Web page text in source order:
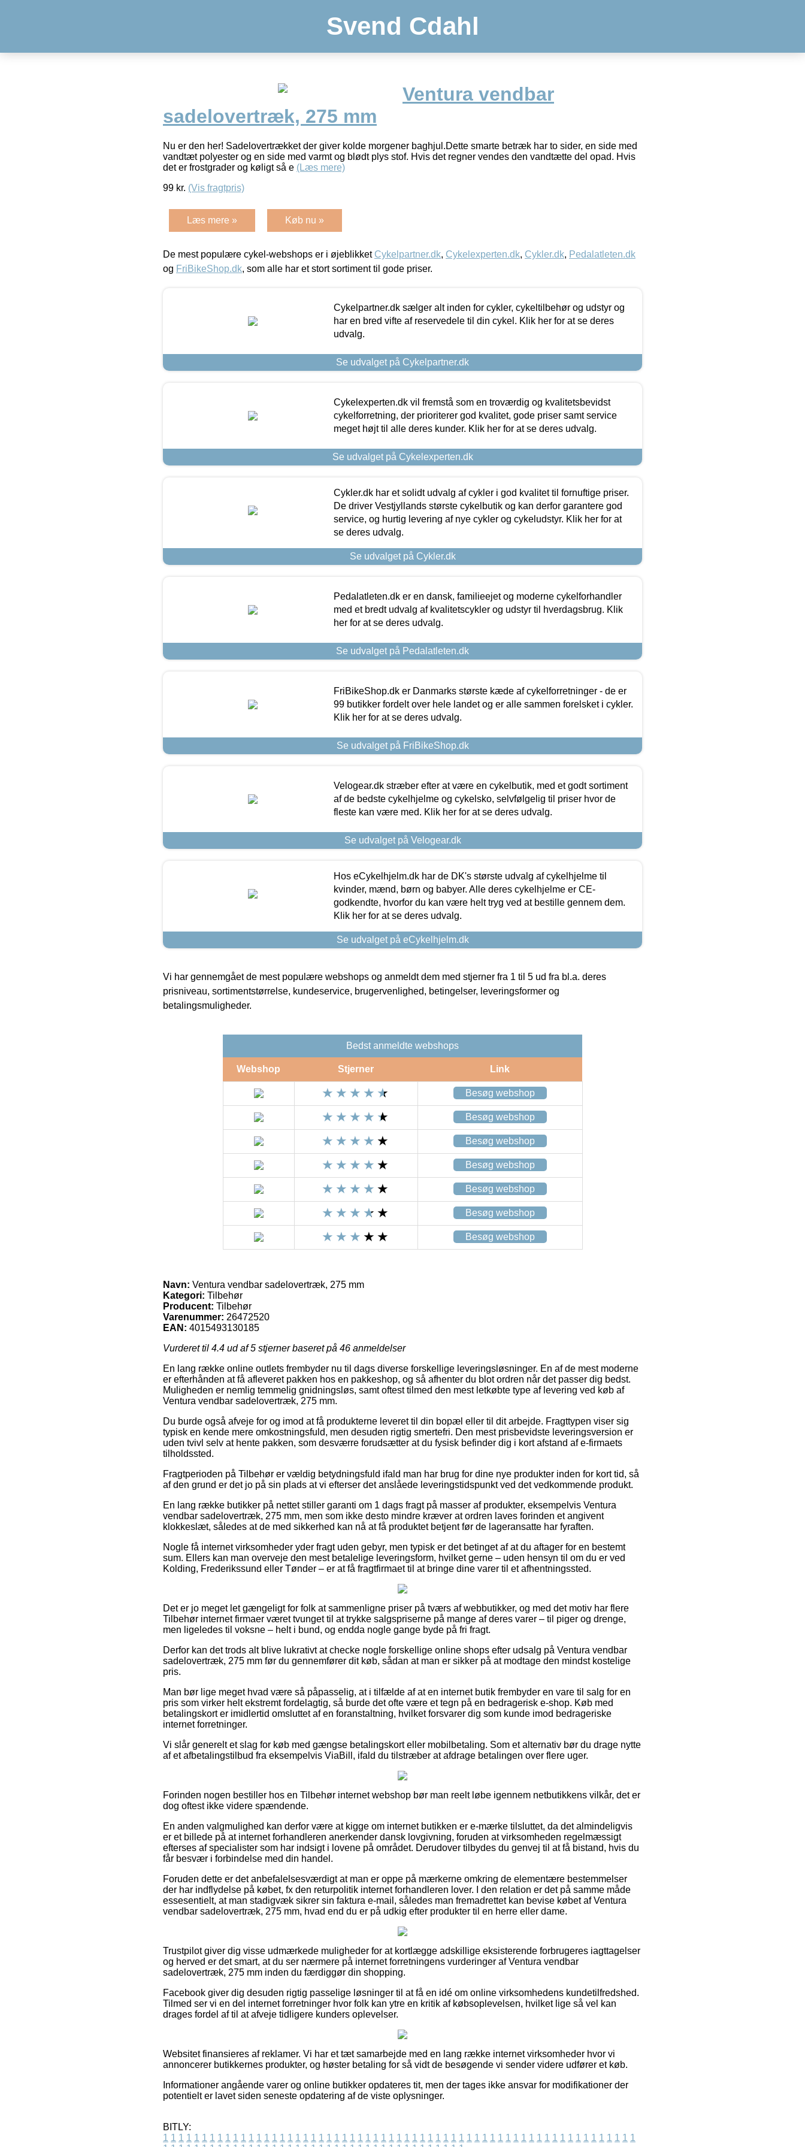
Svend Cdahl
Ventura vendbar
sadelovertræk, 275 mm
Nu er den her! Sadelovertrækket der giver kolde morgener baghjul.Dette smarte betræk har to sider, en side med
vandtæt polyester og en side med varmt og blødt plys stof. Hvis det regner vendes den vandtætte del opad. Hvis
det er frostgrader og køligt så e (Læs mere)
99 kr. (Vis fragtpris)
Læs mere » Køb nu »
De mest populære cykel-webshops er i øjeblikket Cykelpartner.dk, Cykelexperten.dk, Cykler.dk, Pedalatleten.dk
og FriBikeShop.dk, som alle har et stort sortiment til gode priser.
Cykelpartner.dk sælger alt inden for cykler, cykeltilbehør og udstyr og
har en bred vifte af reservedele til din cykel. Klik her for at se deres
udvalg.
Se udvalget på Cykelpartner.dk
Cykelexperten.dk vil fremstå som en troværdig og kvalitetsbevidst
cykelforretning, der prioriterer god kvalitet, gode priser samt service
meget højt til alle deres kunder. Klik her for at se deres udvalg.
Se udvalget på Cykelexperten.dk
Cykler.dk har et solidt udvalg af cykler i god kvalitet til fornuftige priser.
De driver Vestjyllands største cykelbutik og kan derfor garantere god
service, og hurtig levering af nye cykler og cykeludstyr. Klik her for at
se deres udvalg.
Se udvalget på Cykler.dk
Pedalatleten.dk er en dansk, familieejet og moderne cykelforhandler
med et bredt udvalg af kvalitetscykler og udstyr til hverdagsbrug. Klik
her for at se deres udvalg.
Se udvalget på Pedalatleten.dk
FriBikeShop.dk er Danmarks største kæde af cykelforretninger - de er
99 butikker fordelt over hele landet og er alle sammen forelsket i cykler.
Klik her for at se deres udvalg.
Se udvalget på FriBikeShop.dk
Velogear.dk stræber efter at være en cykelbutik, med et godt sortiment
af de bedste cykelhjelme og cykelsko, selvfølgelig til priser hvor de
fleste kan være med. Klik her for at se deres udvalg.
Se udvalget på Velogear.dk
Hos eCykelhjelm.dk har de DK's største udvalg af cykelhjelme til
kvinder, mænd, børn og babyer. Alle deres cykelhjelme er CE-
godkendte, hvorfor du kan være helt tryg ved at bestille gennem dem.
Klik her for at se deres udvalg.
Se udvalget på eCykelhjelm.dk
Vi har gennemgået de mest populære webshops og anmeldt dem med stjerner fra 1 til 5 ud fra bl.a. deres
prisniveau, sortimentstørrelse, kundeservice, brugervenlighed, betingelser, leveringsformer og
betalingsmuligheder.
Bedst anmeldte webshops
Webshop Stjerner Link
Besøg webshop
Besøg webshop
Besøg webshop
Besøg webshop
Besøg webshop
Besøg webshop
Besøg webshop
Navn: Ventura vendbar sadelovertræk, 275 mm
Kategori: Tilbehør
Producent: Tilbehør
Varenummer: 26472520
EAN: 4015493130185
Vurderet til 4.4 ud af 5 stjerner baseret på 46 anmeldelser
En lang række online outlets frembyder nu til dags diverse forskellige leveringsløsninger. En af de mest moderne
er efterhånden at få afleveret pakken hos en pakkeshop, og så afhenter du blot ordren når det passer dig bedst.
Muligheden er nemlig temmelig gnidningsløs, samt oftest tilmed den mest letkøbte type af levering ved køb af
Ventura vendbar sadelovertræk, 275 mm.
Du burde også afveje for og imod at få produkterne leveret til din bopæl eller til dit arbejde. Fragttypen viser sig
typisk en kende mere omkostningsfuld, men desuden rigtig smertefri. Den mest prisbevidste leveringsversion er
uden tvivl selv at hente pakken, som desværre forudsætter at du fysisk befinder dig i kort afstand af e-firmaets
tilholdssted.
Fragtperioden på Tilbehør er vældig betydningsfuld ifald man har brug for dine nye produkter inden for kort tid, så
af den grund er det jo på sin plads at vi efterser det anslåede leveringstidspunkt ved det vedkommende produkt.
En lang række butikker på nettet stiller garanti om 1 dags fragt på masser af produkter, eksempelvis Ventura
vendbar sadelovertræk, 275 mm, men som ikke desto mindre kræver at ordren laves forinden et angivent
klokkeslæt, således at de med sikkerhed kan nå at få produktet betjent før de lageransatte har fyraften.
Nogle få internet virksomheder yder fragt uden gebyr, men typisk er det betinget af at du aftager for en bestemt
sum. Ellers kan man overveje den mest betalelige leveringsform, hvilket gerne – uden hensyn til om du er ved
Kolding, Frederikssund eller Tønder – er at få fragtfirmaet til at bringe dine varer til et afhentningssted.
Det er jo meget let gængeligt for folk at sammenligne priser på tværs af webbutikker, og med det motiv har flere
Tilbehør internet firmaer været tvunget til at trykke salgspriserne på mange af deres varer – til piger og drenge,
men ligeledes til voksne – helt i bund, og endda nogle gange byde på fri fragt.
Derfor kan det trods alt blive lukrativt at checke nogle forskellige online shops efter udsalg på Ventura vendbar
sadelovertræk, 275 mm før du gennemfører dit køb, sådan at man er sikker på at modtage den mindst kostelige
pris.
Man bør lige meget hvad være så påpasselig, at i tilfælde af at en internet butik frembyder en vare til salg for en
pris som virker helt ekstremt fordelagtig, så burde det ofte være et tegn på en bedragerisk e-shop. Køb med
betalingskort er imidlertid omsluttet af en foranstaltning, hvilket forsvarer dig som kunde imod bedrageriske
internet forretninger.
Vi slår generelt et slag for køb med gængse betalingskort eller mobilbetaling. Som et alternativ bør du drage nytte
af et afbetalingstilbud fra eksempelvis ViaBill, ifald du tilstræber at afdrage betalingen over flere uger.
Forinden nogen bestiller hos en Tilbehør internet webshop bør man reelt løbe igennem netbutikkens vilkår, det er
dog oftest ikke videre spændende.
En anden valgmulighed kan derfor være at kigge om internet butikken er e-mærke tilsluttet, da det almindeligvis
er et billede på at internet forhandleren anerkender dansk lovgivning, foruden at virksomheden regelmæssigt
efterses af specialister som har indsigt i lovene på området. Derudover tilbydes du genvej til at få bistand, hvis du
får besvær i forbindelse med din handel.
Foruden dette er det anbefalelsesværdigt at man er oppe på mærkerne omkring de elementære bestemmelser
der har indflydelse på købet, fx den returpolitik internet forhandleren lover. I den relation er det på samme måde
essesentielt, at man stadigvæk sikrer sin faktura e-mail, således man fremadrettet kan bevise købet af Ventura
vendbar sadelovertræk, 275 mm, hvad end du er på udkig efter produkter til en herre eller dame.
Trustpilot giver dig visse udmærkede muligheder for at kortlægge adskillige eksisterende forbrugeres iagttagelser
og herved er det smart, at du ser nærmere på internet forretningens vurderinger af Ventura vendbar
sadelovertræk, 275 mm inden du færdiggør din shopping.
Facebook giver dig desuden rigtig passelige løsninger til at få en idé om online virksomhedens kundetilfredshed.
Tilmed ser vi en del internet forretninger hvor folk kan ytre en kritik af købsoplevelsen, hvilket lige så vel kan
drages fordel af til at afveje tidligere kunders oplevelser.
Websitet finansieres af reklamer. Vi har et tæt samarbejde med en lang række internet virksomheder hvor vi
annoncerer butikkernes produkter, og høster betaling for så vidt de besøgende vi sender videre udfører et køb.
Informationer angående varer og online butikker opdateres tit, men der tages ikke ansvar for modifikationer der
potentielt er lavet siden seneste opdatering af de viste oplysninger.
BITLY:
1 1 1 1 1 1 1 1 1 1 1 1 1 1 1 1 1 1 1 1 1 1 1 1 1 1 1 1 1 1 1 1 1 1 1 1 1 1 1 1 1 1 1 1 1 1 1 1 1 1 1 1 1 1 1 1 1 1 1 1 1